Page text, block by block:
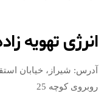
انرژی تهویه
آدرس: شیراز، خیابان
روبروی کوچه 25